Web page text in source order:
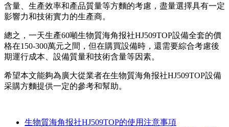
含量、生產效率和產品質量等方麵的考慮，盡量選擇具有一定
影響力和技術實力的生產商。
總之，一天生產60噸生物質海角报社HJ509TOP設備全套的價
格在150-300萬元之間，但在購買設備時，還需要綜合考慮後
期運行成本、設備質量和技術含量等因素。
希望本文能夠為廣大從業者在生物質海角报社HJ509TOP設備
采購方麵提供一定的參考和幫助。
生物質海角报社HJ509TOP的使用注意事項